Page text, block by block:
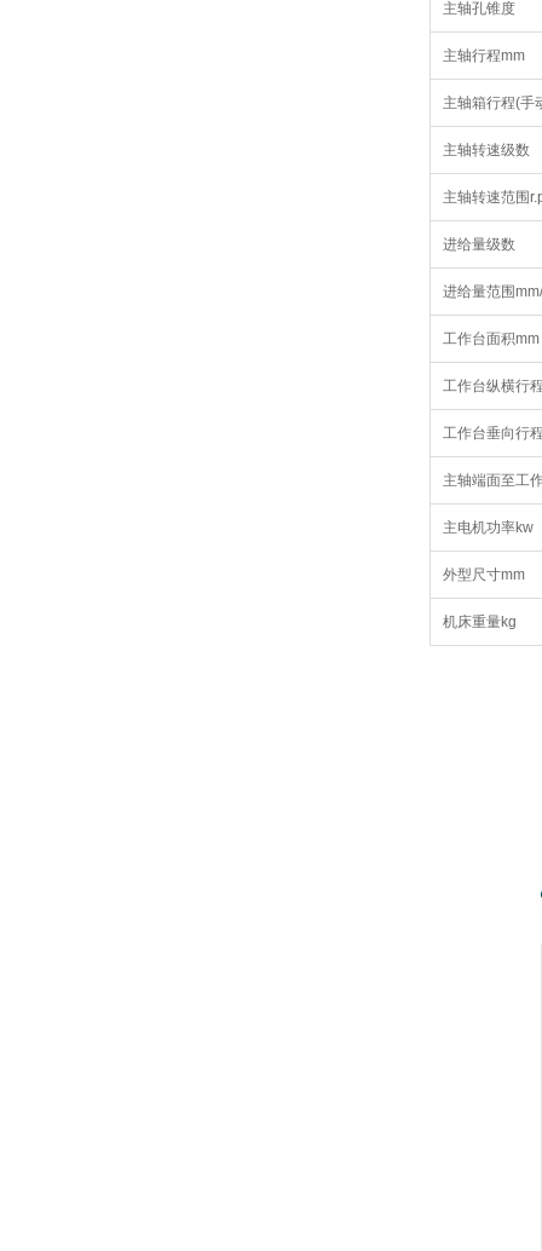
主轴孔锥度
主轴行程mm
主轴箱行程(手
主轴转速级数
主轴转速范围
进给量级数
进给量范围
工作台面积mm
工作台纵横行
工作台垂向行
主轴端面至工
主电机功率kw
外型尺寸mm
机床重量kg